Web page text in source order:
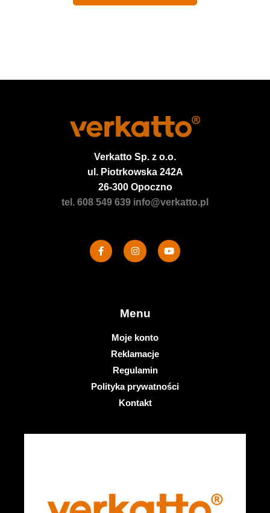
Verkatto Sp. z o.o.
ul. Piotrkowska 242A
26-300 Opoczno
tel. 608 549 639 info@verkatto.pl
Menu
Moje konto
Reklamacje
Regulamin
Polityka prywatności
Kontakt